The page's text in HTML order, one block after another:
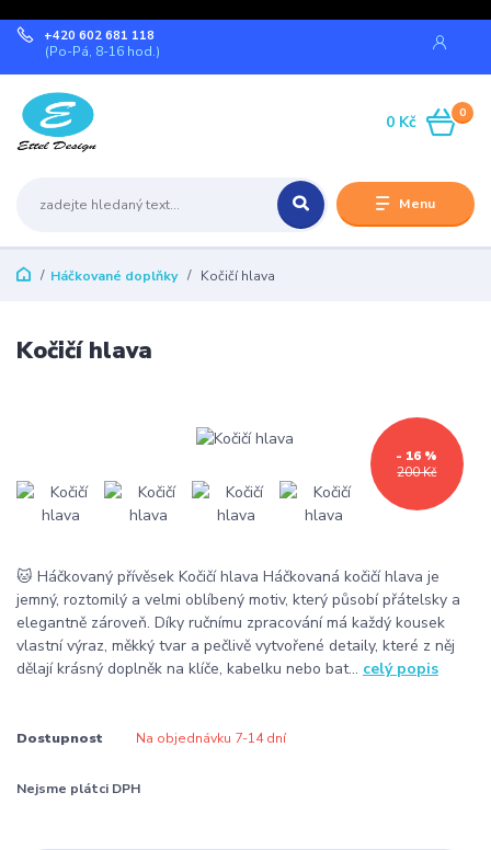
Menu
+420 602 681 118
(Po-Pá, 8-16 hod.)
0
0 Kč
Háčkované doplňky Kočičí hlava
Kočičí hlava
200 Kč
- 16 %
🐱 Háčkovaný přívěsek Kočičí hlava Háčkovaná kočičí hlava je
jemný, roztomilý a velmi oblíbený motiv, který působí přátelsky a
elegantně zároveň. Díky ručnímu zpracování má každý kousek
vlastní výraz, měkký tvar a pečlivě vytvořené detaily, které z něj
dělají krásný doplněk na klíče, kabelku nebo bat... celý popis
Dostupnost Na objednávku 7-14 dní
Nejsme plátci DPH